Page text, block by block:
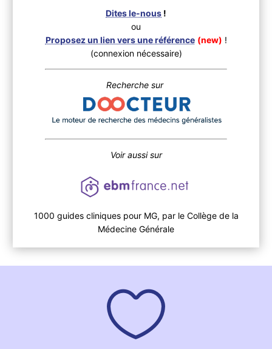
Dites le-nous !
ou
Proposez un lien vers une référence (new) !
(connexion nécessaire)
Recherche sur
Voir aussi sur
1000 guides cliniques pour MG, par le Collège de la
Médecine Générale